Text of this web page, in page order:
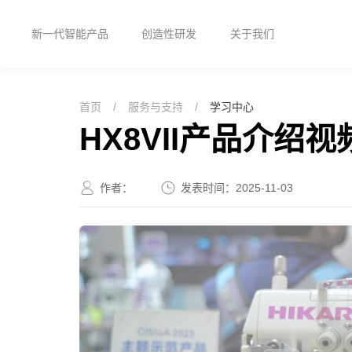
新一代智能产品 创造性研发 关于我们
客户故事
服务与支持
首页 / 服务与支持 / 学习中心
HX8VII产品介绍视
作者： 发表时间： 2025-11-03